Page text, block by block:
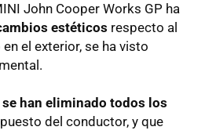
John Cooper Works GP ha
estéticos respecto al
el exterior, se ha visto
se han eliminado todos los
del conductor, y que